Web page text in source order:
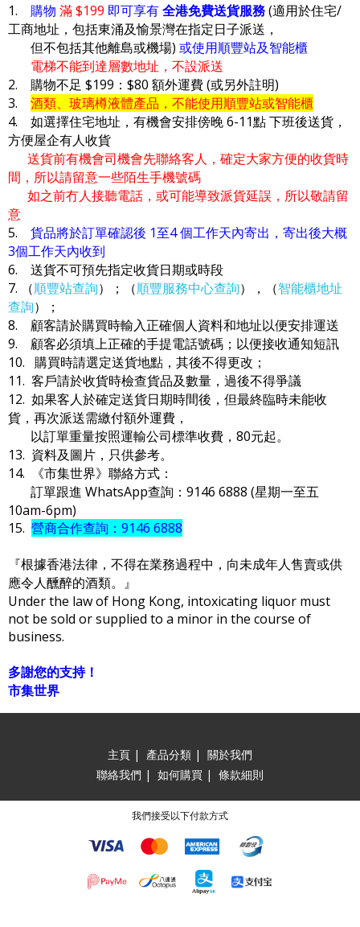
1. 購物 滿 $199 即可享有全港免費送貨服務(適用於住宅/
工商地址，包括東涌及愉景灣在指定日子派送，
但不包括其他離島或機場) 或使用順豐站及智能櫃
電梯不能到達層數地址，不設派送
2. 購物不足 $199：$80 額外運費 (或另外註明)
3. 酒類、玻璃樽液體產品，不能使用順豐站或智能櫃
4. 如選擇住宅地址，有機會安排傍晚 6-11點 下班後送貨，
方便屋企有人收貨
送貨前有機會司機會先聯絡客人，確定大家方便的收貨時
間，所以請留意一些陌生手機號碼
如之前冇人接聽電話，或可能導致派貨延誤，所以敬請留
意
5. 貨品將於訂單確認後 1至4 個工作天內寄出，寄出後大概
3個工作天內收到
6. 送貨不可預先指定收貨日期或時段
7. （順豐站查詢）；（順豐服務中心查詢），（智能櫃地址
查詢）；
8. 顧客請於購買時輸入正確個人資料和地址以便安排運送
9. 顧客必須填上正確的手提電話號碼；以便接收通知短訊
10. 購買時請選定送貨地點，其後不得更改；
11. 客戶請於收貨時檢查貨品及數量，過後不得爭議
12. 如果客人於確定送貨日期時間後，但最終臨時未能收
貨，再次派送需繳付額外運費，
以訂單重量按照運輸公司標準收費，80元起。
13. 資料及圖片，只供參考。
14. 《市集世界》聯絡方式：
訂單跟進 WhatsApp查詢：9146 6888 (星期一至五
10am-6pm)
15. 營商合作查詢：9146 6888
『根據香港法律，不得在業務過程中，向未成年人售賣或供
應令人醺醉的酒類。』
Under the law of Hong Kong, intoxicating liquor must
not be sold or supplied to a minor in the course of
business.
多謝您的支持！
市集世界
主頁 | 產品分類 | 關於我們
聯絡我們 | 如何購買 | 條款細則
我們接受以下付款方式